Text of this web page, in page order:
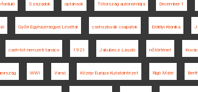
Századok optánsok Tótország autonómiája December 1
Győri Egyházmegyei Levéltár csehszlovák csapatok Erdélyi Krónika
cseh-tót nemzeti tanács 1921 Jakubecz László nőtörténet
WWI Varsó Közép-Európa Kutatóintézet Rigó Máté